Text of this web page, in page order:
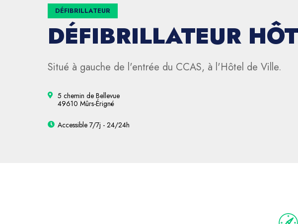
DÉFIBRILLATEUR
DÉFIBRILLATEUR
Situé à gauche de l'entrée du CCAS, à l'Hôtel de Ville.
5 chemin de Bellevue
49610 Mûrs-Érigné
Accessible 7/7j - 24/24h